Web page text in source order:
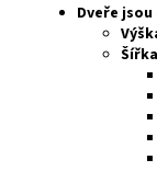
Dveře